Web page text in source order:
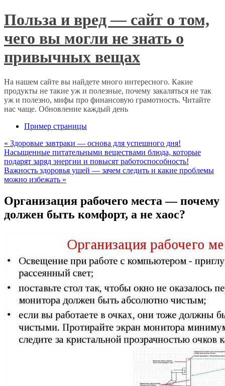
Польза и вред — сайт о том,
чего вы могли не знать о
привычных вещах
На нашем сайте вы найдете много интересного. Какие
продукты не такие уж и полезные, почему закаляться не так
уж и полезно, мифы про финансовую грамотность. Читайте
нас чаще. Обновление каждый день
Пример страницы
« Здоровые завтраки — основа для успешного дня!
Насыщенные питательными веществами блюда, которые
подарят заряд энергии и повысят работоспособность!
Важность здоровья ушей — зачем следить и какие проблемы
можно избежать »
Организация рабочего места — почему
должен быть комфорт, а не хаос?